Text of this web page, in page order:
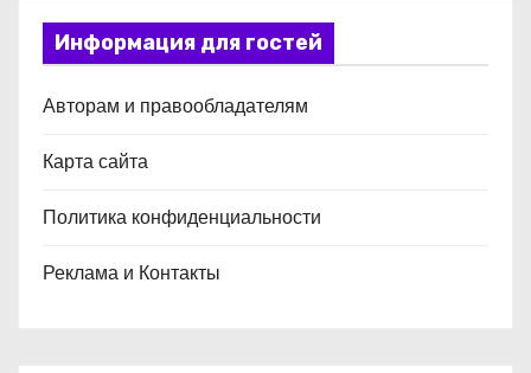
Информация для гостей
Авторам и правообладателям
Карта сайта
Политика конфиденциальности
Реклама и Контакты